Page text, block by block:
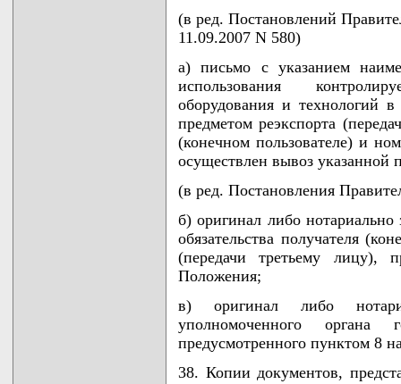
(в ред. Постановлений
11.09.2007 N 580)
а) письмо с указанием
использования
оборудования и технологий
предметом реэкспорта
(конечном пользователе) и
осуществлен вывоз указанной
(в ред. Постановления
б) оригинал либо нотариально
обязательства получателя
(передачи третьему лицу),
Положения;
в) оригинал либо
уполномоченного органа
предусмотренного пунктом 8
38. Копии документов,